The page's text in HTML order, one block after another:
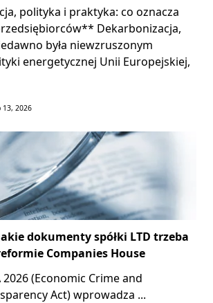
polityka i praktyka: co oznacza
Dekarbonizacja,
była niewzruszonym
energetycznej Unii Europejskiej,
13, 2026
dokumenty spółki LTD trzeba
Companies House
2026 (Economic Crime and
Act) wprowadza ...